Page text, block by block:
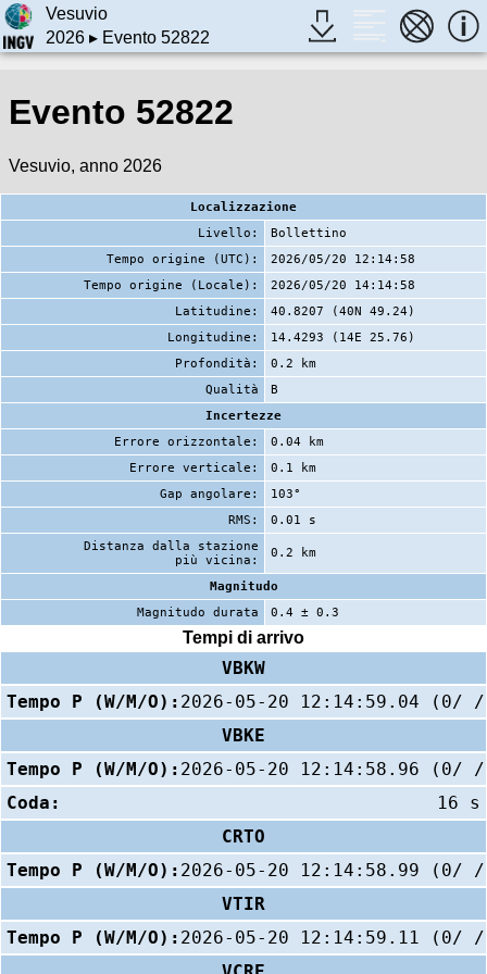
Vesuvio
2026▸ Evento 52822
Evento 52822
Vesuvio, anno 2026
Localizzazione
Livello:
Bollettino
Tempo origine (UTC):
2026/05/20 12:14:58
Tempo origine (Locale):
2026/05/20 14:14:58
Latitudine:
40.8207 (40N 49.24)
Longitudine:
14.4293 (14E 25.76)
Profondità:
0.2 km
Qualità
B
Incertezze
Errore orizzontale:
0.04 km
Errore verticale:
0.1 km
Gap angolare:
103°
RMS:
0.01 s
Distanza dalla stazione
più vicina:
0.2 km
Magnitudo
Magnitudo durata
0.4 ± 0.3
Tempi di arrivo
VBKW
Tempo P (W/M/O): 2026-05-20 12:14:59.04 (0/
VBKE
Tempo P (W/M/O): 2026-05-20 12:14:58.96 (0/
Coda:
16 s
CRTO
Tempo P (W/M/O): 2026-05-20 12:14:58.99 (0/
VTIR
Tempo P (W/M/O): 2026-05-20 12:14:59.11 (0/